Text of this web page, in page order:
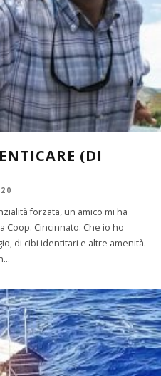
(DI
forzata, un amico mi ha
Coop. Cincinnato. Che io ho
di cibi identitari e altre amenità.
...